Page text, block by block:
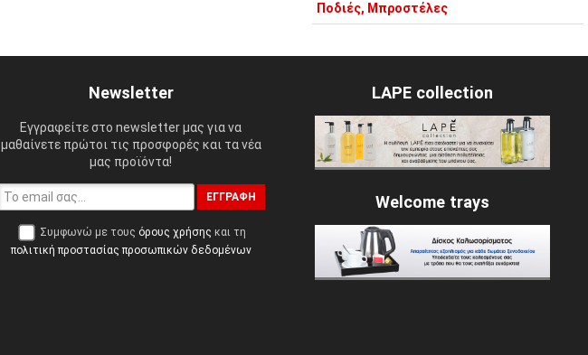
Ποδιές, Μπροστέλες
Newsletter
Εγγραφείτε στο newsletter μας για να
μαθαίνετε πρώτοι τις προσφορές και τα νέα
μας προϊόντα!
ΕΓΓΡΑΦΉ
Συμφωνώ με τους όρους χρήσης και τη
πολιτική προστασίας προσωπικών δεδομένων
LAPE collection
Welcome trays